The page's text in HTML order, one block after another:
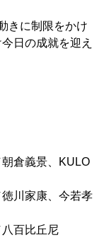
きに制限をかけ
日の成就を迎え
倉義景、KULO
川家康、今若孝
百比丘尼